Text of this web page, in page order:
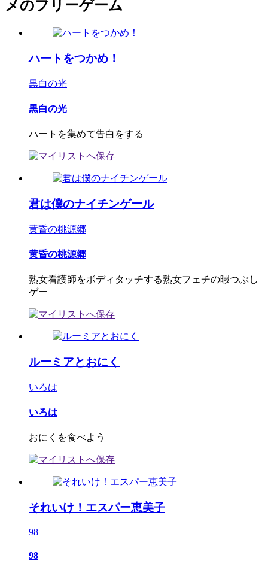
メのフリーゲーム
ハートをつかめ！
黒白の光
黒白の光
ハートを集めて告白をする
君は僕のナイチンゲール
黄昏の桃源郷
黄昏の桃源郷
熟女看護師をボディタッチする熟女フェチの暇つぶし
ゲー
ルーミアとおにく
いろは
いろは
おにくを食べよう
それいけ！エスパー恵美子
98
98